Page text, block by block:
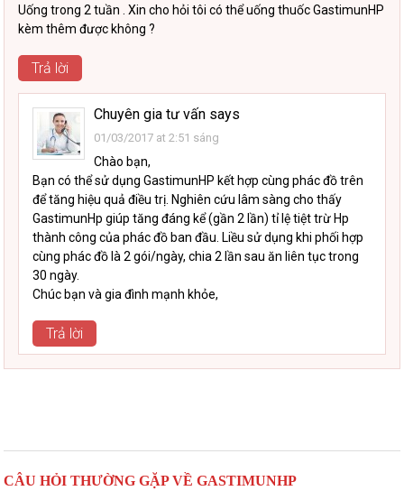
Uống trong 2 tuần . Xin cho hỏi tôi có thể uống thuốc GastimunHP
kèm thêm được không ?
Trả lời
Chuyên gia tư vấn says
01/03/2017 at 2:51 sáng
Chào bạn,
Bạn có thể sử dụng GastimunHP kết hợp cùng phác đồ trên
để tăng hiệu quả điều trị. Nghiên cứu lâm sàng cho thấy
GastimunHp giúp tăng đáng kể (gần 2 lần) tỉ lệ tiệt trừ Hp
thành công của phác đồ ban đầu. Liều sử dụng khi phối hợp
cùng phác đồ là 2 gói/ngày, chia 2 lần sau ăn liên tục trong
30 ngày.
Chúc bạn và gia đình mạnh khỏe,
Trả lời
CÂU HỎI THƯỜNG GẶP VỀ GASTIMUNHP